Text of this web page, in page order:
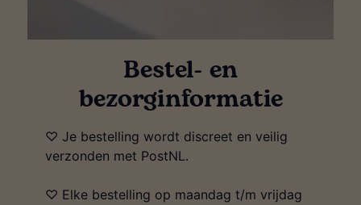
Bestel- en
bezorginformatie
♡ Je bestelling wordt discreet en veilig
verzonden met PostNL.
♡ Elke bestelling op maandag t/m vrijdag